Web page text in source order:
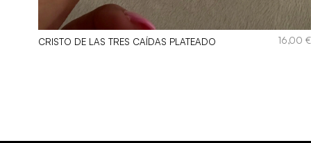
CRISTO DE LAS TRES CAÍDAS PLATEADO 16,00€